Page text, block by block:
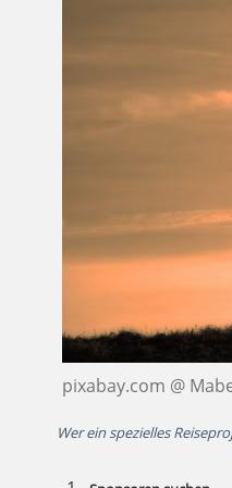
pixabay.com @
Wer ein spezielles